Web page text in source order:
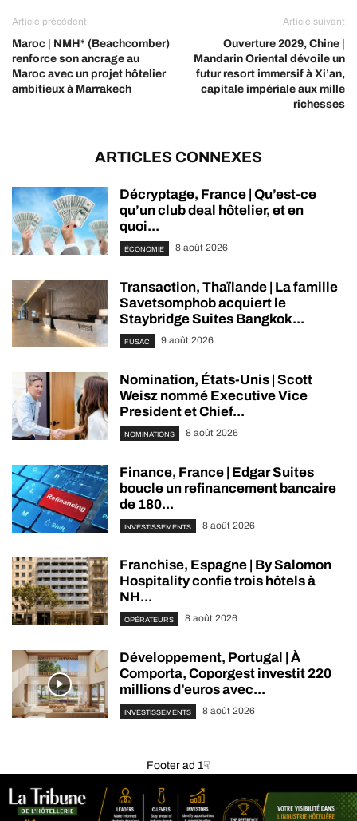
Article précédent
Maroc | NMH* (Beachcomber)
renforce son ancrage au
Maroc avec un projet hôtelier
ambitieux à Marrakech
Article suivant
Ouverture 2029, Chine |
Mandarin Oriental dévoile un
futur resort immersif à Xi’an,
capitale impériale aux mille
richesses
ARTICLES CONNEXES
Décryptage, France | Qu’est-ce
qu’un club deal hôtelier, et en
quoi...
ÉCONOMIE 8 août 2026
Transaction, Thaïlande | La famille
Savetsomphob acquiert le
Staybridge Suites Bangkok...
FUSAC 9 août 2026
Nomination, États-Unis | Scott
Weisz nommé Executive Vice
President et Chief...
NOMINATIONS 8 août 2026
Finance, France | Edgar Suites
boucle un refinancement bancaire
de 180...
INVESTISSEMENTS 8 août 2026
Franchise, Espagne | By Salomon
Hospitality confie trois hôtels à
NH...
OPÉRATEURS 8 août 2026
Développement, Portugal | À
Comporta, Coporgest investit 220
millions d’euros avec...
INVESTISSEMENTS 8 août 2026
Footer ad 1☟